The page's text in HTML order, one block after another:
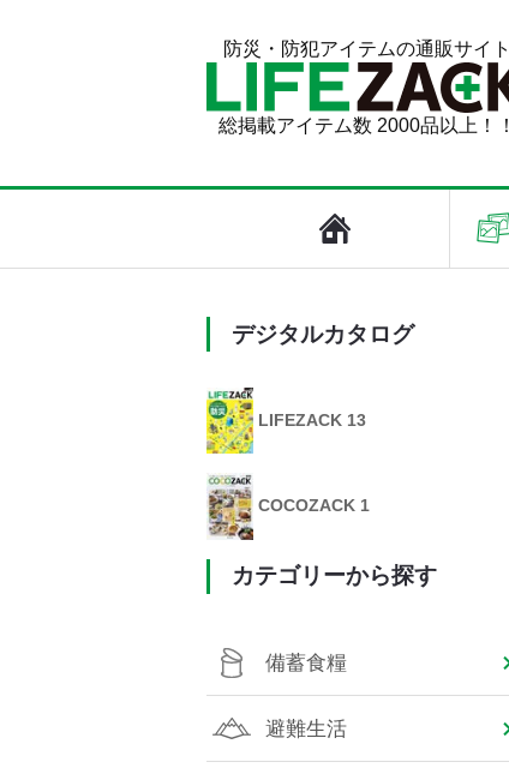
防災・防犯アイテムの通販サイト
総掲載アイテム数 2000品以上！！
デジタルカタログ
LIFEZACK 13
COCOZACK 1
カテゴリーから探す
備蓄食糧
避難生活